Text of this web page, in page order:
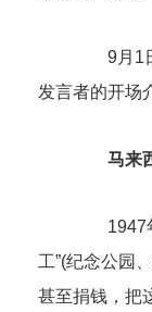
9月1日
发言者的开场
马来
1947年
工”(纪念公园
甚至捐钱，把